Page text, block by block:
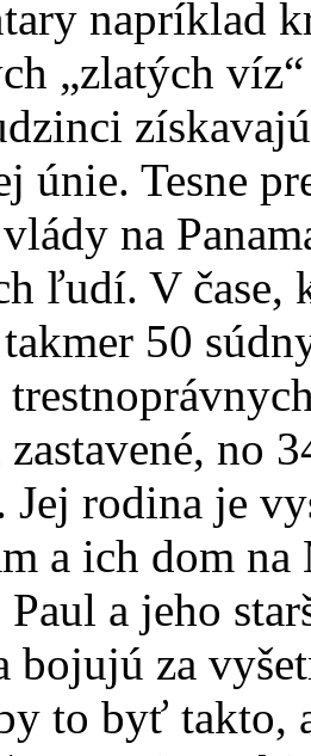
napríklad
„zlatých
únie. Tesne
na
ľudí. V čase,
50
no
Jej rodina je
a ich dom
Paul a jeho
bojujú za
to byť takto,